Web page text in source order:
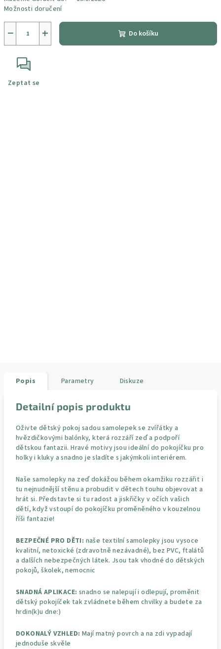
Možnosti doručení
+
− Do košíku
Zeptat se
Popis Parametry Diskuze
Detailní popis produktu
Oživte dětský pokoj sadou samolepek se zvířátky a
hvězdičkovými balónky, která rozzáří zeď a podpoří
dětskou fantazii. Hravé motivy jsou ideální do pokojíčku pro
holky i kluky a snadno je sladíte s jakýmkoli interiérem.
Naše samolepky na zeď dokážou během okamžiku rozzářit i
tu nejnudnější stěnu a probudit v dětech touhu objevovat a
hrát si. Představte si tu radost a jiskřičky v očích vašich
dětí, když vstoupí do pokojíčku proměněného v kouzelnou
říši fantazie!
BEZPEČNÉ PRO DĚTI: naše textilní samolepky jsou vysoce
kvalitní, netoxické (zdravotně nezávadné), bez PVC, ftalátů
a dalších nebezpečných látek. Jsou tak vhodné do dětských
pokojů, školek, nemocnic
SNADNÁ APLIKACE: snadno se nalepují i odlepují, proměnit
dětský pokojíček tak zvládnete během chvilky a budete za
hrdin(k)u dne:)
DOKONALÝ VZHLED: Mají matný povrch a na zdi vypadají
jednoduše skvěle